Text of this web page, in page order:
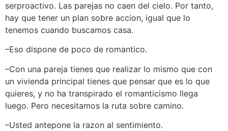
serproactivo. Las parejas no caen del cielo. Por tanto,
hay que tener un plan sobre accion, igual que lo
tenemos cuando buscamos casa.
–Eso dispone de poco de romantico.
–Con una pareja tienes que realizar lo mismo que con
un vivienda principal tienes que pensar que es lo que
quieres, y no ha transpirado el romanticismo llega
luego. Pero necesitamos la ruta sobre camino.
–Usted antepone la razon al sentimiento.